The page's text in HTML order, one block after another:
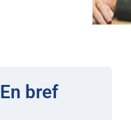
En bref